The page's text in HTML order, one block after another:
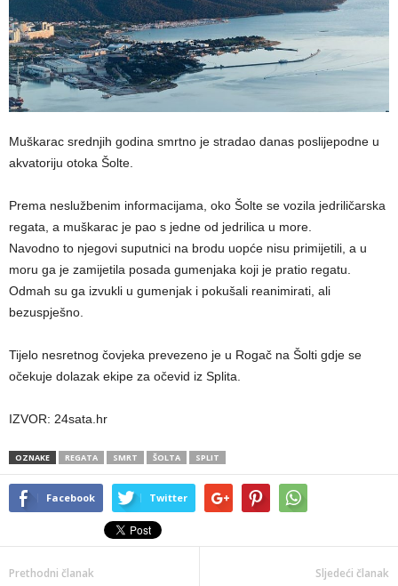
Muškarac srednjih godina smrtno je stradao danas poslijepodne u
akvatoriju otoka Šolte.
Prema neslužbenim informacijama, oko Šolte se vozila jedriličarska
regata, a muškarac je pao s jedne od jedrilica u more.
Navodno to njegovi suputnici na brodu uopće nisu primijetili, a u
moru ga je zamijetila posada gumenjaka koji je pratio regatu.
Odmah su ga izvukli u gumenjak i pokušali reanimirati, ali
bezuspješno.
Tijelo nesretnog čovjeka prevezeno je u Rogač na Šolti gdje se
očekuje dolazak ekipe za očevid iz Splita.
IZVOR: 24sata.hr
OZNAKE REGATA SMRT ŠOLTA SPLIT
Facebook Twitter
Prethodni članak Sljedeći članak